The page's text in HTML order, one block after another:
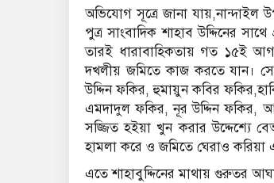
অভিযোগ সূত্রে জানা যায়,নান্দাইল
পুত্র সাংবাদিক শাহাব উদ্দিনের
তারই ধারাবাহিকতায় গত ১৫ই আগষ্ট
দখলীয় জমিতে কাজ করতে যান।
উদ্দিন ফকির, হুমায়ুন কবির
এমদাদুল ফকির, নূর উদ্দিন ফকির, আবু
সজ্জিত হইয়া খুন করার উদ্দেশ্যে
হামলা করে ও জমিতে ঘেরাও করিয়া
এতে শাহাবুদ্দিনের মাথায় গুরুতর